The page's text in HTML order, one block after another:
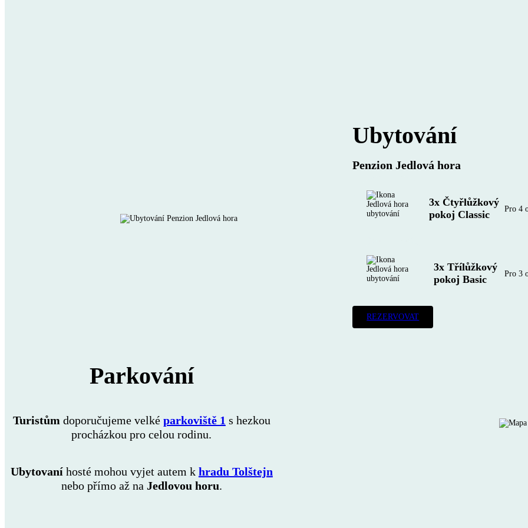
Ubytování
Penzion Jedlová hora
3x Čtyřlůžkový
pokoj Classic
Pro 4
3x Třílůžkový
pokoj Basic
Pro 3
REZERVOVAT
Parkování
Turistům doporučujeme velké parkoviště 1 s hezkou
procházkou pro celou rodinu.
Ubytovaní hosté mohou vyjet autem k hradu Tolštejn
nebo přímo až na Jedlovou horu.